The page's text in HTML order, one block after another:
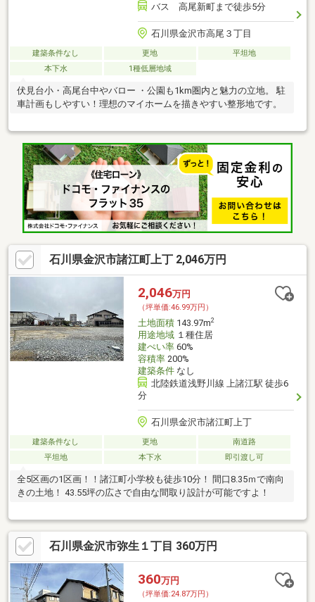
バス 高尾新町まで徒歩5分
石川県金沢市高尾３丁目
建築条件なし 更地
平坦地
本下水
1種低層地域
伏見台小・高尾台中やバロー ・公園も1km圏内と魅力の立地。 駐
車計画もしやすい！理想のマイホームを描きやすい整形地です。
石川県金沢市諸江町上丁 2,046万円
2,046万円
（坪単価:46.99万円）
土地面積143.97m2
用途地域１種住居
建ぺい率60%
容積率200%
建築条件なし
北陸鉄道浅野川線 上諸江駅 徒歩6
分
石川県金沢市諸江町上丁
建築条件なし 更地
南道路
平坦地
本下水 即引渡し可
全5区画の1区画！！諸江町小学校も徒歩10分！ 間口8.35ｍで南向
きの土地！ 43.55坪の広さで自由な間取り設計が可能ですよ！
石川県金沢市弥生１丁目 360万円
360万円
（坪単価:24.87万円）